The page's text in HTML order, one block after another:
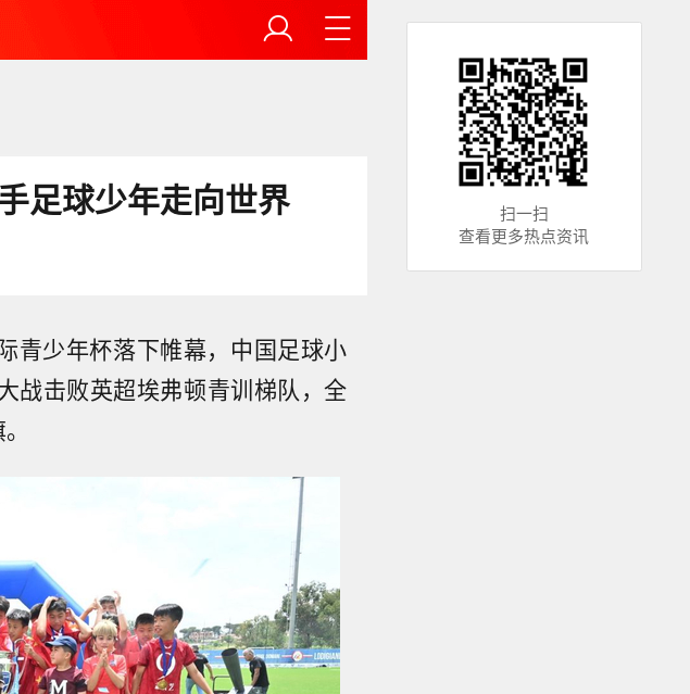
足球少年走向世界
青少年杯落下帷幕，中国足球小
战击败英超埃弗顿青训梯队，全
扫一扫
查看更多热点资讯